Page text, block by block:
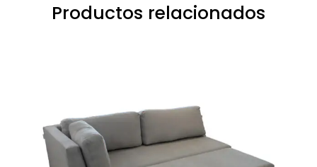
Productos relacionados